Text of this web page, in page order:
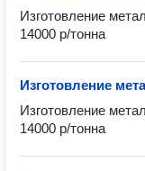
Изготовление
14000 р/тонна
Изготовление
Изготовление
14000 р/тонна